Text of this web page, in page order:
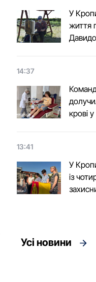
У
життя
14:37
крові
13:41
У
із
Усі новини